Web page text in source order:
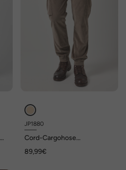
JP1880
Cord-Cargohose
Straight Fit, bis 72
89,99€